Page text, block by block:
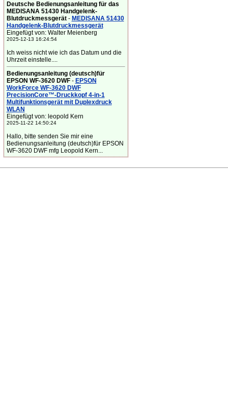
Deutsche Bedienungsanleitung für das
MEDISANA 51430 Handgelenk-
Blutdruckmessgerät- MEDISANA 51430
Handgelenk-Blutdruckmessgerät
Eingefügt von: Walter Meienberg
2025-12-13 16:24:54
Ich weiss nicht wie ich das Datum und die
Uhrzeit einstelle....
Bedienungsanleitung (deutsch)für
EPSON WF-3620 DWF- EPSON
WorkForce WF-3620 DWF
PrecisionCore™-Druckkopf 4-in-1
Multifunktionsgerät mit Duplexdruck
WLAN
Eingefügt von: leopold Kern
2025-11-22 14:50:24
Hallo, bitte senden Sie mir eine
Bedienungsanleitung (deutsch)für EPSON
WF-3620 DWF mfg Leopold Kern...